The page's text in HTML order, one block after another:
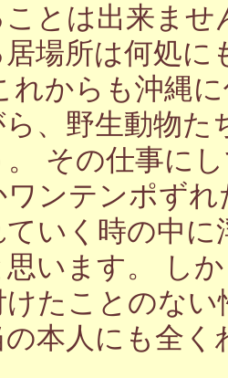
とは出来ま
場所は何処
れからも沖縄
、野生動物
その仕事に
ンテンポず
いく時の中
います。 し
けたことのな
本人にも全く